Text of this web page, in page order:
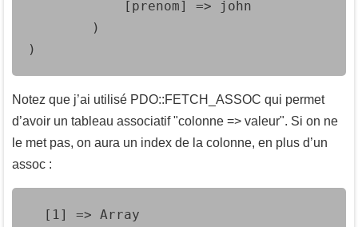
            [prenom] => john
        )
)
Notez que j’ai utilisé PDO::FETCH_ASSOC qui permet
d’avoir un tableau associatif "colonne => valeur". Si on ne
le met pas, on aura un index de la colonne, en plus d’un
assoc :
  [1] => Array